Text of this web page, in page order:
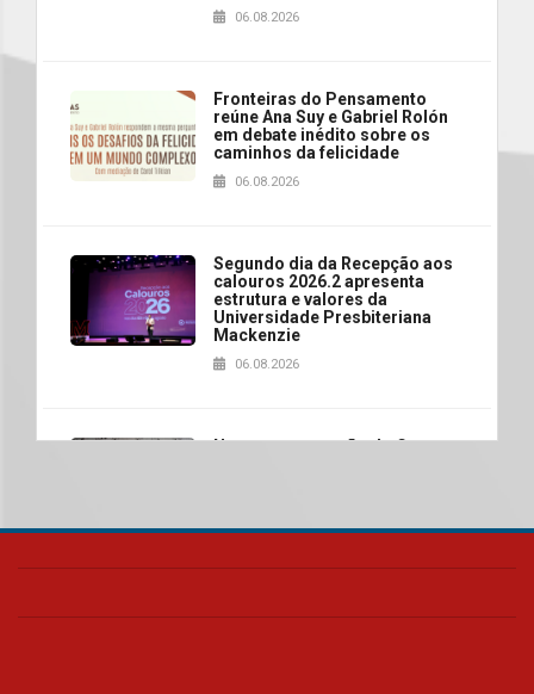
06.08.2026
Fronteiras do Pensamento
reúne Ana Suy e Gabriel Rolón
em debate inédito sobre os
caminhos da felicidade
06.08.2026
Segundo dia da Recepção aos
calouros 2026.2 apresenta
estrutura e valores da
Universidade Presbiteriana
Mackenzie
06.08.2026
Nova apresentação do Centro
realizará nova edição da Feira